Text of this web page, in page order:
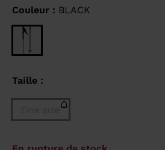
Couleur : BLACK
Taille :
One size
Taille